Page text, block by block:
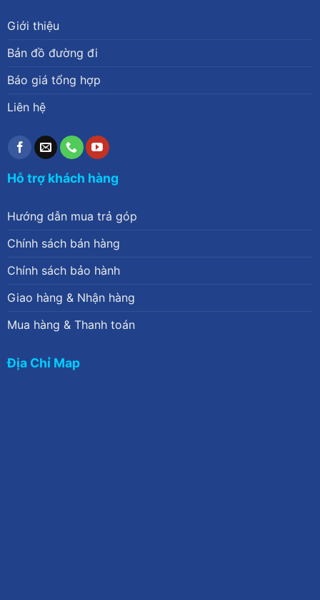
Giới thiệu
Bản đồ đường đi
Báo giá tổng hợp
Liên hệ
Hỗ trợ khách hàng
Hướng dẫn mua trả góp
Chính sách bán hàng
Chính sách bảo hành
Giao hàng & Nhận hàng
Mua hàng & Thanh toán
Địa Chỉ Map